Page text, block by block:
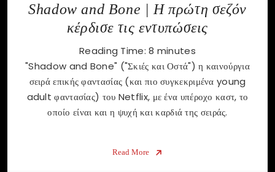
Shadow and Bone | Η πρώτη σεζόν
κέρδισε τις εντυπώσεις
Reading Time:8 minutes
"Shadow and Bone" ("Σκιές και Οστά") η καινούργια
σειρά επικής φαντασίας (και πιο συγκεκριμένα young
adult φαντασίας) του Netflix, με ένα υπέροχο καστ, το
οποίο είναι και η ψυχή και καρδιά της σειράς.
Read More